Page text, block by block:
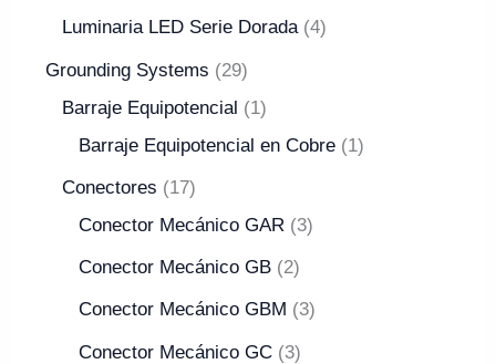
Luminaria LED Serie Dorada 4
Grounding Systems
29
Barraje Equipotencial
1
Barraje Equipotencial en Cobre
1
Conectores
17
Conector Mecánico GAR
3
Conector Mecánico GB 2
Conector Mecánico GBM 3
Conector Mecánico GC 3